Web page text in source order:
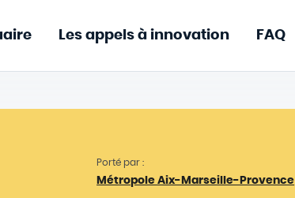
Les appels à innovation FAQ
Porté par :
Métropole Aix-Marseille-Provence